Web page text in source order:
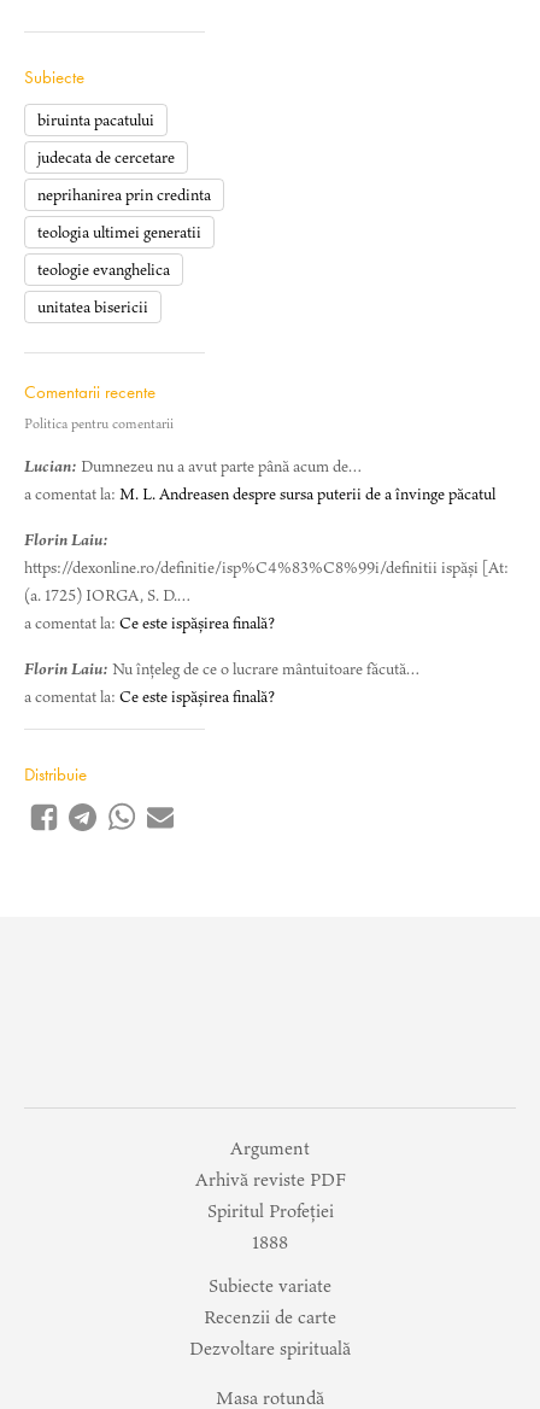
Subiecte
biruinta pacatului
judecata de cercetare
neprihanirea prin credinta
teologia ultimei generatii
teologie evanghelica
unitatea bisericii
Comentarii recente
Politica pentru comentarii
Lucian: Dumnezeu nu a avut parte până acum de…
a comentat la: M. L. Andreasen despre sursa puterii de a învinge păcatul
Florin Laiu:
https://dexonline.ro/definitie/isp%C4%83%C8%99i/definitii ispăși [At:
(a. 1725) IORGA, S. D.…
a comentat la: Ce este ispășirea finală?
Florin Laiu: Nu înțeleg de ce o lucrare mântuitoare făcută…
a comentat la: Ce este ispășirea finală?
Distribuie
Argument
Arhivă reviste PDF
Spiritul Profeției
1888
Subiecte variate
Recenzii de carte
Dezvoltare spirituală
Masa rotundă